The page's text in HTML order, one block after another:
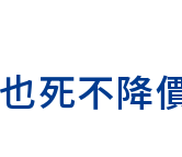
死不降